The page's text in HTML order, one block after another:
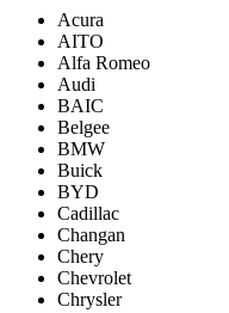
Acura
AITO
Alfa Romeo
Audi
BAIC
Belgee
BMW
Buick
BYD
Cadillac
Changan
Chery
Chevrolet
Chrysler